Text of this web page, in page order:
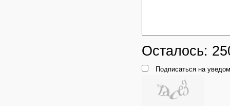
Осталось:
Подписаться на